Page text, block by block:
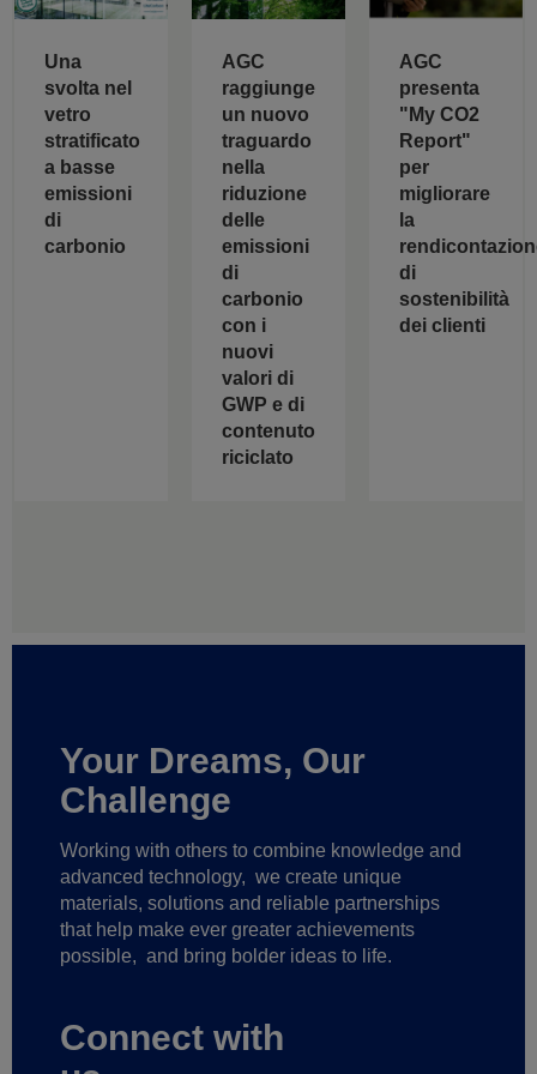
Una
svolta nel
vetro
stratificato
a basse
emissioni
di
carbonio
AGC
raggiunge
un nuovo
traguardo
nella
riduzione
delle
emissioni
di
carbonio
con i
nuovi
valori di
GWP e di
contenuto
riciclato
AGC
presenta
"My CO2
Report"
per
migliorare
la
di
sostenibilità
dei clienti
Your Dreams, Our
Challenge
Working with others to combine knowledge and
advanced technology, we create unique
materials, solutions and reliable partnerships
that help make ever greater achievements
possible, and bring bolder ideas to life.
Connect with